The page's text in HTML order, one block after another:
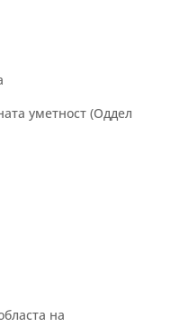
уметност (Оддел
на